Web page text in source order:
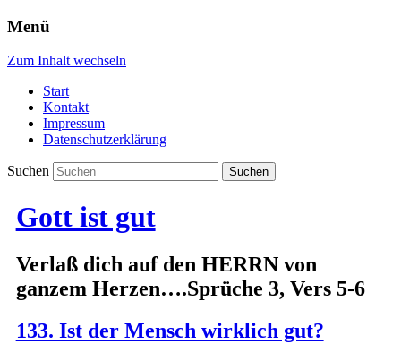
Menü
Zum Inhalt wechseln
Start
Kontakt
Impressum
Datenschutzerklärung
Suchen
Gott ist gut
Verlaß dich auf den HERRN von
ganzem Herzen….Sprüche 3, Vers 5-6
133. Ist der Mensch wirklich gut?